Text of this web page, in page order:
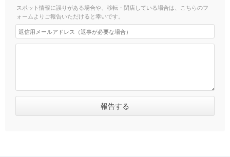
スポット情報に誤りがある場合や、移転・閉店している場合は、こちらのフ
ォームよりご報告いただけると幸いです。